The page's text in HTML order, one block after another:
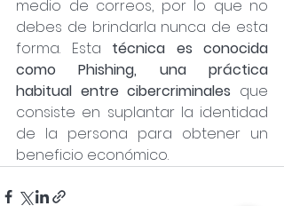
medio de correos, por lo que no
debes de brindarla nunca de esta
forma. Esta técnica es conocida
como Phishing, una práctica
habitual entre cibercriminales que
consiste en suplantar la identidad
de la persona para obtener un
beneficio económico.